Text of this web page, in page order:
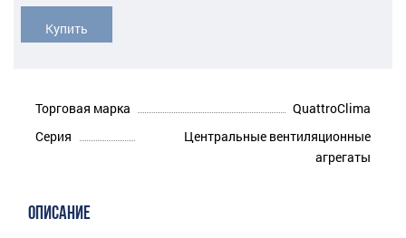
Купить
Торговая марка
QuattroClima
Серия
Центральные вентиляционные
агрегаты
ОПИСАНИЕ